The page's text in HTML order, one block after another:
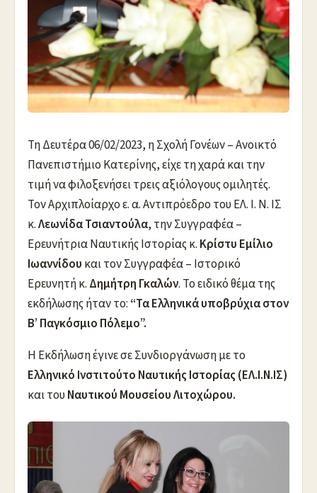
Τη Δευτέρα 06/02/2023, η Σχολή Γονέων – Ανοικτό
Πανεπιστήμιο Κατερίνης, είχε τη χαρά και την
τιμή να φιλοξενήσει τρεις αξιόλογους ομιλητές.
Τον Αρχιπλοίαρχο ε. α. Αντιπρόεδρο του ΕΛ. Ι. Ν. ΙΣ
κ.Λεωνίδα Τσιαντούλα, την Συγγραφέα –
Ερευνήτρια Ναυτικής Ιστορίας κ. Κρίστυ Εμίλιο
Ιωαννίδου και τον Συγγραφέα – Ιστορικό
Ερευνητή κ. Δημήτρη Γκαλών. Το ειδικό θέμα της
εκδήλωσης ήταν το: “Τα Ελληνικά υποβρύχια στον
Β’ Παγκόσμιο Πόλεμο”.
Η Εκδήλωση έγινε σε Συνδιοργάνωση με το
Ελληνικό Ινστιτούτο Ναυτικής Ιστορίας (ΕΛ.Ι.Ν.ΙΣ)
και του Ναυτικού Μουσείου Λιτοχώρου.